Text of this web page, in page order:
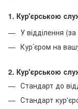
1. Кур'єрською
У відділення
Кур’єром на
2. Кур'єрською
Стандарт до
Стандарт